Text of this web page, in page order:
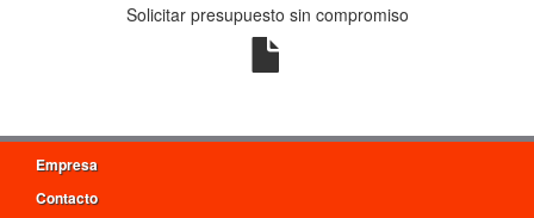
Solicitar presupuesto sin compromiso
Empresa
Contacto